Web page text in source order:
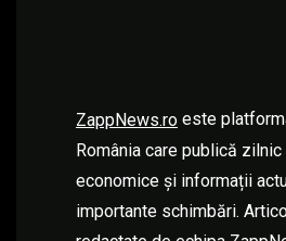
ZappNews.ro este
România care publică
economice și informații
importante schimbări.